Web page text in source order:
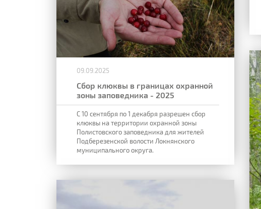
09.09.2025
Сбор клюквы в границах охранной
зоны заповедника - 2025
С 10 сентября по 1 декабря разрешен сбор
клюквы на территории охранной зоны
Полистовского заповедника для жителей
Подберезенской волости Локнянского
муниципального округа.